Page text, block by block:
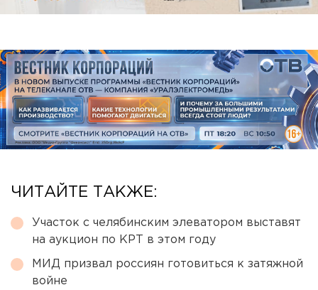
ЧИТАЙТЕ ТАКЖЕ:
Участок с челябинским элеватором выставят
на аукцион по КРТ в этом году
МИД призвал россиян готовиться к затяжной
войне